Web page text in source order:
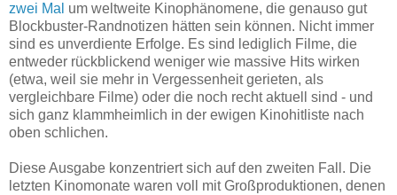
zwei Mal um weltweite Kinophänomene, die genauso gut
Blockbuster-Randnotizen hätten sein können. Nicht immer
sind es unverdiente Erfolge. Es sind lediglich Filme, die
entweder rückblickend weniger wie massive Hits wirken
(etwa, weil sie mehr in Vergessenheit gerieten, als
vergleichbare Filme) oder die noch recht aktuell sind - und
sich ganz klammheimlich in der ewigen Kinohitliste nach
oben schlichen.
Diese Ausgabe konzentriert sich auf den zweiten Fall. Die
letzten Kinomonate waren voll mit Großproduktionen, denen